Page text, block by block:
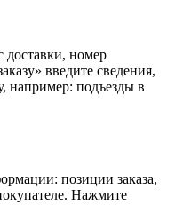
номер
введите сведения,
например: подъезды в
позиции заказа,
Нажмите